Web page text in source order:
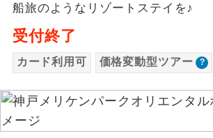
船旅のようなリゾートステイを♪
受付終了
カード利用可 価格変動型ツアー
新コース 初登場のコースです。
世界遺産
然遺産を訪ねるコース
絶景スポットに立ち
ますようお願いいたします。
お支払いについて
お支払いは、クレジットカード
ります。
お申し込みの最後にクレジット
していただき、決済手続き完了